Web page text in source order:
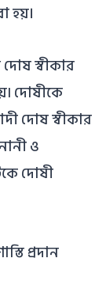
হয়।
স্বীকার
দোষীকে
দোষ স্বীকার
ও
দোষী
প্রদান